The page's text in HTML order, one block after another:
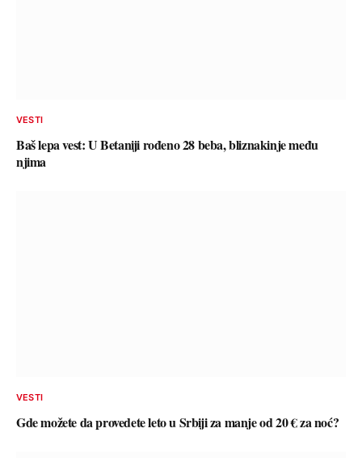
VESTI
Baš lepa vest: U Betaniji rođeno 28 beba, bliznakinje među
njima
VESTI
Gde možete da provedete leto u Srbiji za manje od 20 € za noć?